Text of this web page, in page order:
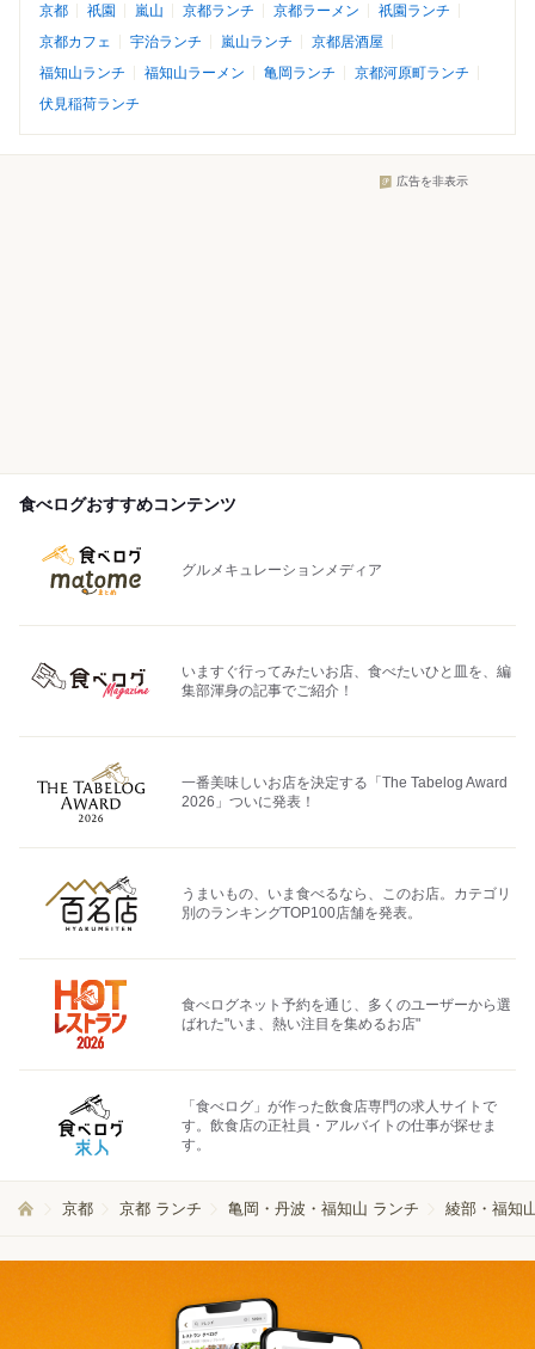
京都 祇園 嵐山 京都ランチ 京都ラーメン
祇園ランチ
京都カフェ
宇治ランチ 嵐山ランチ
京都居酒屋
福知山ランチ
福知山ラーメン 亀岡ランチ
京都河原町ランチ
伏見稲荷ランチ
広告を非表示
食べログおすすめコンテンツ
グルメキュレーションメディア
いますぐ行ってみたいお店、食べたいひと皿を、編
集部渾身の記事でご紹介！
一番美味しいお店を決定する「The Tabelog Award
2026」ついに発表！
うまいもの、いま食べるなら、このお店。カテゴリ
別のランキングTOP100店舗を発表。
食べログネット予約を通じ、多くのユーザーから選
ばれた"いま、熱い注目を集めるお店"
「食べログ」が作った飲食店専門の求人サイトで
す。飲食店の正社員・アルバイトの仕事が探せま
す。
京都 京都 ランチ 亀岡・丹波・福知山 ランチ 綾部・福知